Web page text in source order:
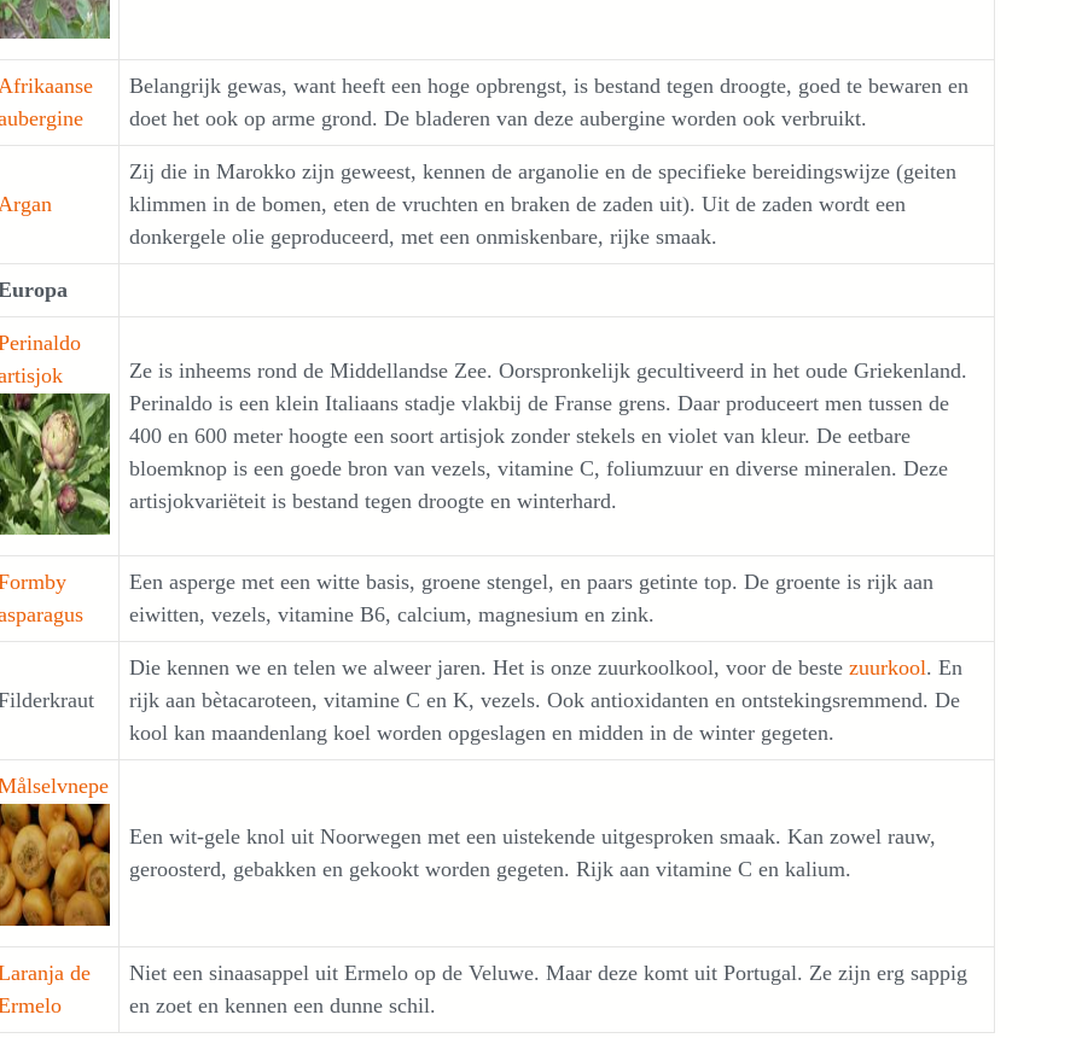
Afrikaanse
Belangrijk gewas, want heeft een hoge opbrengst, is bestand tegen droogte, goed te bewaren en
doet het ook op arme grond. De bladeren van deze aubergine worden ook verbruikt.
Argan
Zij die in Marokko zijn geweest, kennen de arganolie en de specifieke bereidingswijze (geiten
klimmen in de bomen, eten de vruchten en braken de zaden uit). Uit de zaden wordt een
donkergele olie geproduceerd, met een onmiskenbare, rijke smaak.
Ze is inheems rond de Middellandse Zee. Oorspronkelijk gecultiveerd in het oude Griekenland.
Perinaldo is een klein Italiaans stadje vlakbij de Franse grens. Daar produceert men tussen de
400 en 600 meter hoogte een soort artisjok zonder stekels en violet van kleur. De eetbare
bloemknop is een goede bron van vezels, vitamine C, foliumzuur en diverse mineralen. Deze
artisjokvariëteit is bestand tegen droogte en winterhard.
Een asperge met een witte basis, groene stengel, en paars getinte top. De groente is rijk aan
eiwitten, vezels, vitamine B6, calcium, magnesium en zink.
Die kennen we en telen we alweer jaren. Het is onze zuurkoolkool, voor de beste zuurkool. En
rijk aan bètacaroteen, vitamine C en K, vezels. Ook antioxidanten en ontstekingsremmend. De
kool kan maandenlang koel worden opgeslagen en midden in de winter gegeten.
Een wit-gele knol uit Noorwegen met een uistekende uitgesproken smaak. Kan zowel rauw,
geroosterd, gebakken en gekookt worden gegeten. Rijk aan vitamine C en kalium.
de
Niet een sinaasappel uit Ermelo op de Veluwe. Maar deze komt uit Portugal. Ze zijn erg sappig
en zoet en kennen een dunne schil.